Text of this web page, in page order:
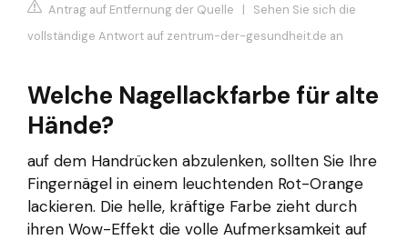
Antrag auf Entfernung der Quelle | Sehen Sie sich die
vollständige Antwort auf zentrum-der-gesundheit.de an
Welche Nagellackfarbe für alte
Hände?
auf dem Handrücken abzulenken, sollten Sie Ihre
Fingernägel in einem leuchtenden Rot-Orange
lackieren. Die helle, kräftige Farbe zieht durch
ihren Wow-Effekt die volle Aufmerksamkeit auf